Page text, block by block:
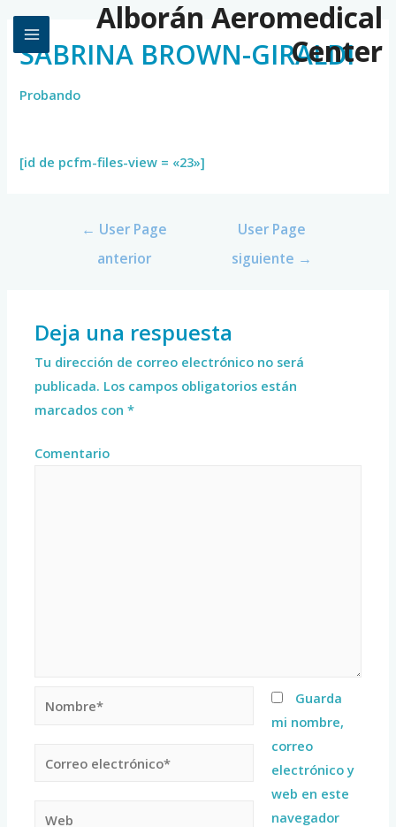
Alborán Aeromedical
Center
SABRINA BROWN-GIRALDI
Probando
[id de pcfm-files-view = «23»]
← User Page
anterior
User Page
siguiente →
Deja una respuesta
Tu dirección de correo electrónico no será
publicada. Los campos obligatorios están
marcados con*
Comentario
Guarda
mi nombre,
correo
electrónico y
web en este
navegador